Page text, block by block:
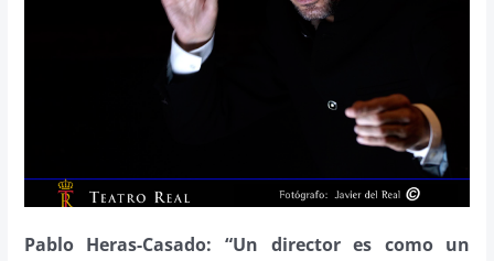
Pablo Heras-Casado: “Un director es como un